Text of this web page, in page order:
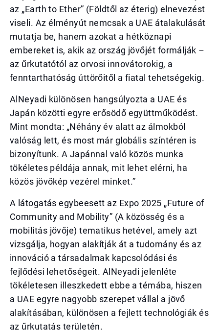
az „Earth to Ether” (Földtől az éterig) elnevezést
viseli. Az élményút nemcsak a UAE átalakulását
mutatja be, hanem azokat a hétköznapi
embereket is, akik az ország jövőjét formálják –
az űrkutatótól az orvosi innovátorokig, a
fenntarthatóság úttörőitől a fiatal tehetségekig.
AlNeyadi különösen hangsúlyozta a UAE és
Japán közötti egyre erősödő együttműködést.
Mint mondta: „Néhány év alatt az álmokból
valóság lett, és most már globális színtéren is
bizonyítunk. A Japánnal való közös munka
tökéletes példája annak, mit lehet elérni, ha
közös jövőkép vezérel minket.”
A látogatás egybeesett az Expo 2025 „Future of
Community and Mobility” (A közösség és a
mobilitás jövője) tematikus hetével, amely azt
vizsgálja, hogyan alakítják át a tudomány és az
innováció a társadalmak kapcsolódási és
fejlődési lehetőségeit. AlNeyadi jelenléte
tökéletesen illeszkedett ebbe a témába, hiszen
a UAE egyre nagyobb szerepet vállal a jövő
alakításában, különösen a fejlett technológiák és
az űrkutatás területén.